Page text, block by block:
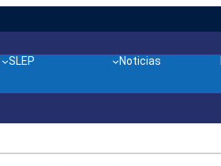
SLEP Noticias